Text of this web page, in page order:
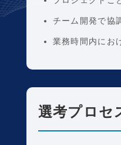
チーム開発で協
業務時間内にお
選考プロセ